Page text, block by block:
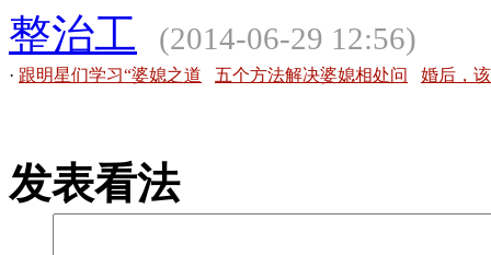
整治工
(2014-06-29 12:56)
· 跟明星们学习“婆媳之道 五个方法解决婆媳相处问 婚后，
发表看法